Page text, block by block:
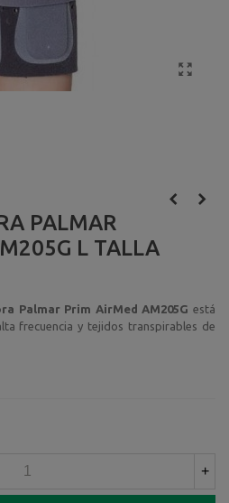
PALMAR
L TALLA
Palmar Prim AirMed AM205G está
frecuencia y tejidos transpirables de
+